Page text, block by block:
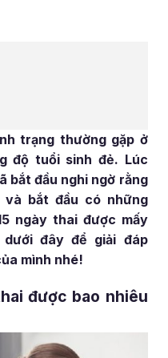
trạng thường gặp ở
độ tuổi sinh đẻ. Lúc
bắt đầu nghi ngờ rằng
và bắt đầu có những
ngày thai được mấy
đây để giải đáp
mình nhé!
được bao nhiêu